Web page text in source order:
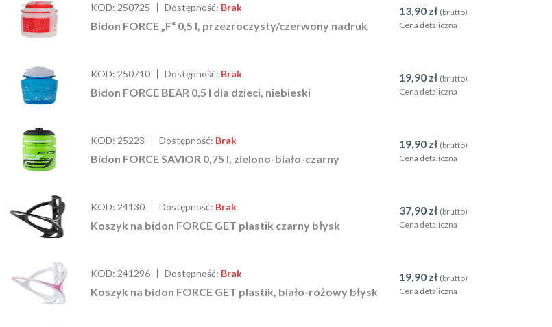
KOD: 250725 Dostępność: Brak
Bidon FORCE „F“ 0,5 l, przezroczysty/czerwony nadruk
13,90 zł (brutto)
Cena detaliczna
KOD: 250710 Dostępność: Brak
Bidon FORCE BEAR 0,5 l dla dzieci, niebieski
19,90 zł (brutto)
Cena detaliczna
KOD: 25223 Dostępność: Brak
Bidon FORCE SAVIOR 0,75 l, zielono-biało-czarny
19,90 zł (brutto)
Cena detaliczna
KOD: 24130 Dostępność: Brak
Koszyk na bidon FORCE GET plastik czarny błysk
37,90 zł (brutto)
Cena detaliczna
KOD: 241296 Dostępność: Brak
Koszyk na bidon FORCE GET plastik, biało-różowy błysk
19,90 zł (brutto)
Cena detaliczna